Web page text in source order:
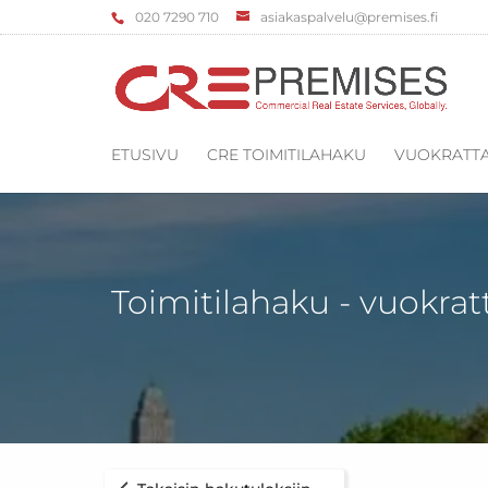
‌020 7290 710 asiakaspalvelu@premises.fi
ETUSIVU CRE TOIMITILAHAKU
Toimitilahaku -